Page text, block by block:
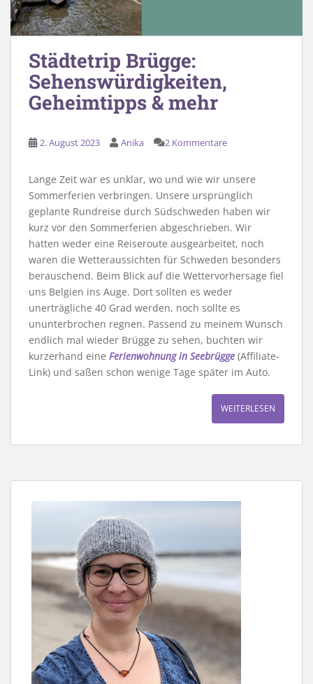
Städtetrip Brügge:
Sehenswürdigkeiten,
Geheimtipps & mehr
2. August 2023 Anika 2 Kommentare
Lange Zeit war es unklar, wo und wie wir unsere
Sommerferien verbringen. Unsere ursprünglich
geplante Rundreise durch Südschweden haben wir
kurz vor den Sommerferien abgeschrieben. Wir
hatten weder eine Reiseroute ausgearbeitet, noch
waren die Wetteraussichten für Schweden besonders
berauschend. Beim Blick auf die Wettervorhersage fiel
uns Belgien ins Auge. Dort sollten es weder
unerträgliche 40 Grad werden, noch sollte es
ununterbrochen regnen. Passend zu meinem Wunsch
endlich mal wieder Brügge zu sehen, buchten wir
kurzerhand eine Ferienwohnung in Seebrügge (Affiliate-
Link) und saßen schon wenige Tage später im Auto.
WEITERLESEN